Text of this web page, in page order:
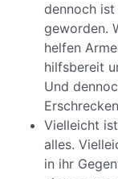
dennoch
geworden.
helfen
hilfsbereit
Und
Vielleicht
alles.
in ihr